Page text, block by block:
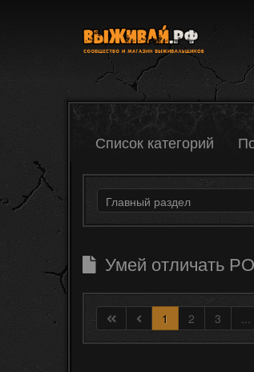
Список категорий
Умей отличать
1 2 3 ...